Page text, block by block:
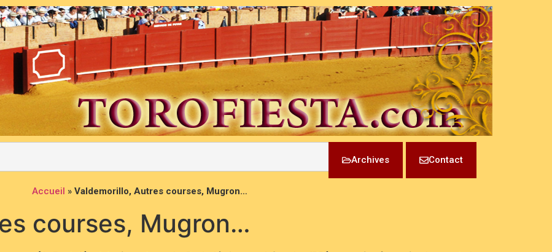
Archives Contact
Accueil » Valdemorillo, Autres courses, Mugron…
courses, Mugron…